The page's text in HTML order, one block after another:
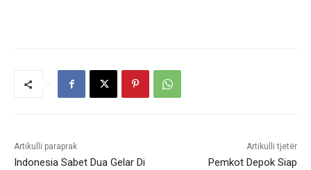
Artikulli paraprak
Indonesia Sabet Dua Gelar Di
Artikulli tjetër
Pemkot Depok Siap